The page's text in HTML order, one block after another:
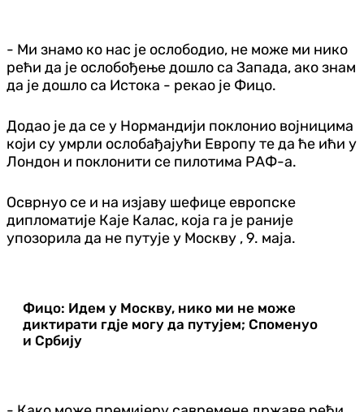
- Ми знамо ко нас је ослободио, не може ми нико
рећи да је ослобођење дошло са Запада, ако знам
да је дошло са Истока - рекао је Фицо.
Додао је да се у Нормандији поклонио војницима
који су умрли ослобађајући Европу те да ће ићи у
Лондон и поклонити се пилотима РАФ-а.
Осврнуо се и на изјаву шефице европске
дипломатије Каје Калас, која га је раније
упозорила да не путује у Москву , 9. маја.
Фицо: Идем у Москву, нико ми не може
диктирати гдје могу да путујем; Споменуо
и Србију